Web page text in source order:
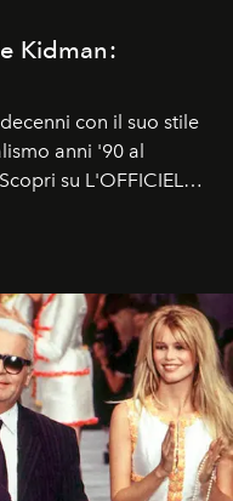
Kidman:
con il suo stile
anni '90 al
su L'OFFICIEL